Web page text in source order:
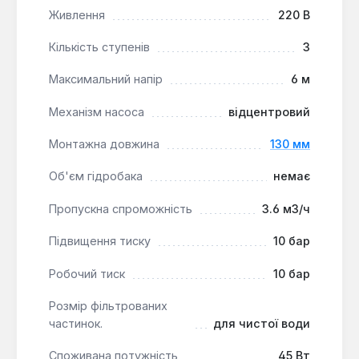
пропускну спроможність до 3.6 куб. м/год.
Живлення 220 В
Кількість ступенів 3
Максимальний напір 6 м
Механізм насоса відцентровий
Монтажна довжина 130 мм
Об'єм гідробака немає
Пропускна спроможність 3.6 м3/ч
Підвищення тиску 10 бар
Робочий тиск 10 бар
Розмір фільтрованих
частинок.
для чистої води
Споживана потужність 45 Вт